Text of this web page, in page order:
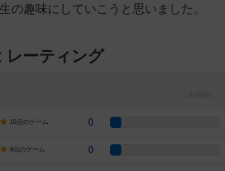
の趣味にしていこうと思いました。
レーティング
10点のゲーム 0
9点のゲーム 0